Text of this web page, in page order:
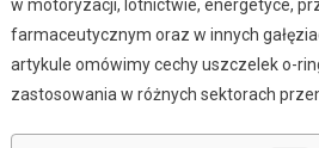
w motoryzacji, lotnictwie, energetyce,
farmaceutycznym oraz w innych
artykule omówimy cechy uszczelek o-
zastosowania w różnych sektorach